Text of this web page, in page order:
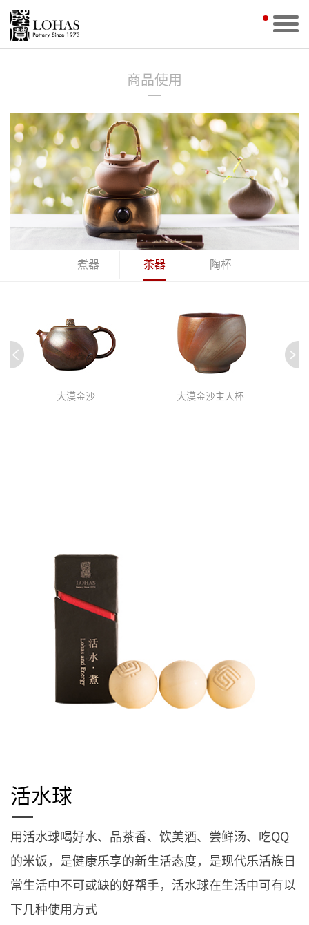
商品使用
煮器 茶器 陶杯
大漠金沙 大漠金沙主人杯
活水球
用活水球喝好水、品茶香、饮美酒、尝鲜汤、吃QQ
的米饭，是健康乐享的新生活态度，是现代乐活族日
常生活中不可或缺的好帮手，活水球在生活中可有以
下几种使用方式